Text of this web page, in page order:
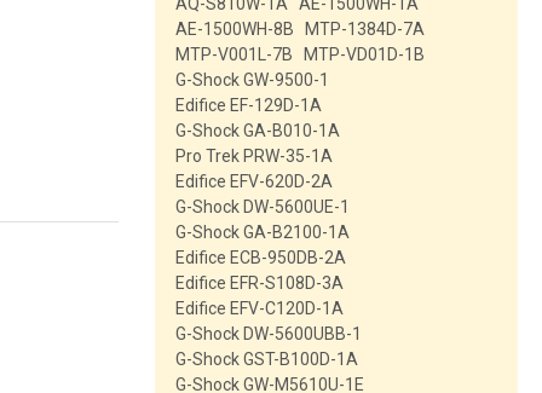
AE-1500WH-8B
MTP-1384D-7A
MTP-V001L-7B
MTP-VD01D-1B
G-Shock GW-9500-1
Edifice EF-129D-1A
G-Shock GA-B010-1A
Pro Trek PRW-35-1A
Edifice EFV-620D-2A
G-Shock DW-5600UE-1
G-Shock GA-B2100-1A
Edifice ECB-950DB-2A
Edifice EFR-S108D-3A
Edifice EFV-C120D-1A
G-Shock DW-5600UBB-1
G-Shock GST-B100D-1A
G-Shock GW-M5610U-1E